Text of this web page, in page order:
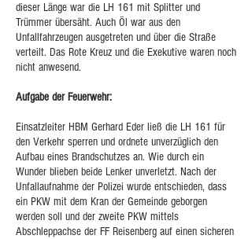
dieser Länge war die LH 161 mit Splitter und
Trümmer übersäht. Auch Öl war aus den
Unfallfahrzeugen ausgetreten und über die Straße
verteilt. Das Rote Kreuz und die Exekutive waren noch
nicht anwesend.
Aufgabe der Feuerwehr:
Einsatzleiter HBM Gerhard Eder ließ die LH 161 für
den Verkehr sperren und ordnete unverzüglich den
Aufbau eines Brandschutzes an. Wie durch ein
Wunder blieben beide Lenker unverletzt. Nach der
Unfallaufnahme der Polizei wurde entschieden, dass
ein PKW mit dem Kran der Gemeinde geborgen
werden soll und der zweite PKW mittels
Abschleppachse der FF Reisenberg auf einen sicheren